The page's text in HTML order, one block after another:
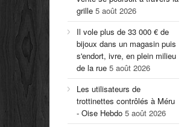
grille 5 août 2026
Il vole plus de 33 000 € de
bijoux dans un magasin puis
s'endort, ivre, en plein milieu
de la rue 5 août 2026
Les utilisateurs de
trottinettes contrôlés à Méru
- Oise Hebdo 5 août 2026